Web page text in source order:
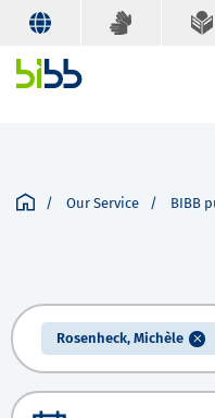
Our Service BIBB
Rosenheck, Michèle